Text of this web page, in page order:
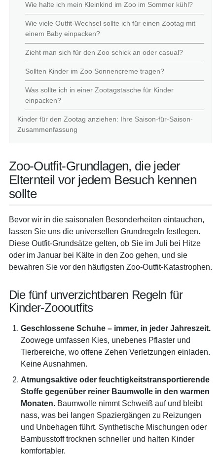
Wie halte ich mein Kleinkind im Zoo im Sommer kühl?
Wie viele Outfit-Wechsel sollte ich für einen Zootag mit
einem Baby einpacken?
Zieht man sich für den Zoo schick an oder casual?
Sollten Kinder im Zoo Sonnencreme tragen?
Was sollte ich in einer Zootagstasche für Kinder
einpacken?
Kinder für den Zootag anziehen: Ihre Saison-für-Saison-
Zusammenfassung
Zoo-Outfit-Grundlagen, die jeder
Elternteil vor jedem Besuch kennen
sollte
Bevor wir in die saisonalen Besonderheiten eintauchen,
lassen Sie uns die universellen Grundregeln festlegen.
Diese Outfit-Grundsätze gelten, ob Sie im Juli bei Hitze
oder im Januar bei Kälte in den Zoo gehen, und sie
bewahren Sie vor den häufigsten Zoo-Outfit-Katastrophen.
Die fünf unverzichtbaren Regeln für
Kinder-Zoooutfits
Geschlossene Schuhe – immer, in jeder Jahreszeit.
Zoowege umfassen Kies, unebenes Pflaster und
Tierbereiche, wo offene Zehen Verletzungen einladen.
Keine Ausnahmen.
Atmungsaktive oder feuchtigkeitstransportierende
Stoffe gegenüber reiner Baumwolle in den warmen
Monaten. Baumwolle nimmt Schweiß auf und bleibt
nass, was bei langen Spaziergängen zu Reizungen
und Unbehagen führt. Synthetische Mischungen oder
Bambusstoff trocknen schneller und halten Kinder
komfortabler.